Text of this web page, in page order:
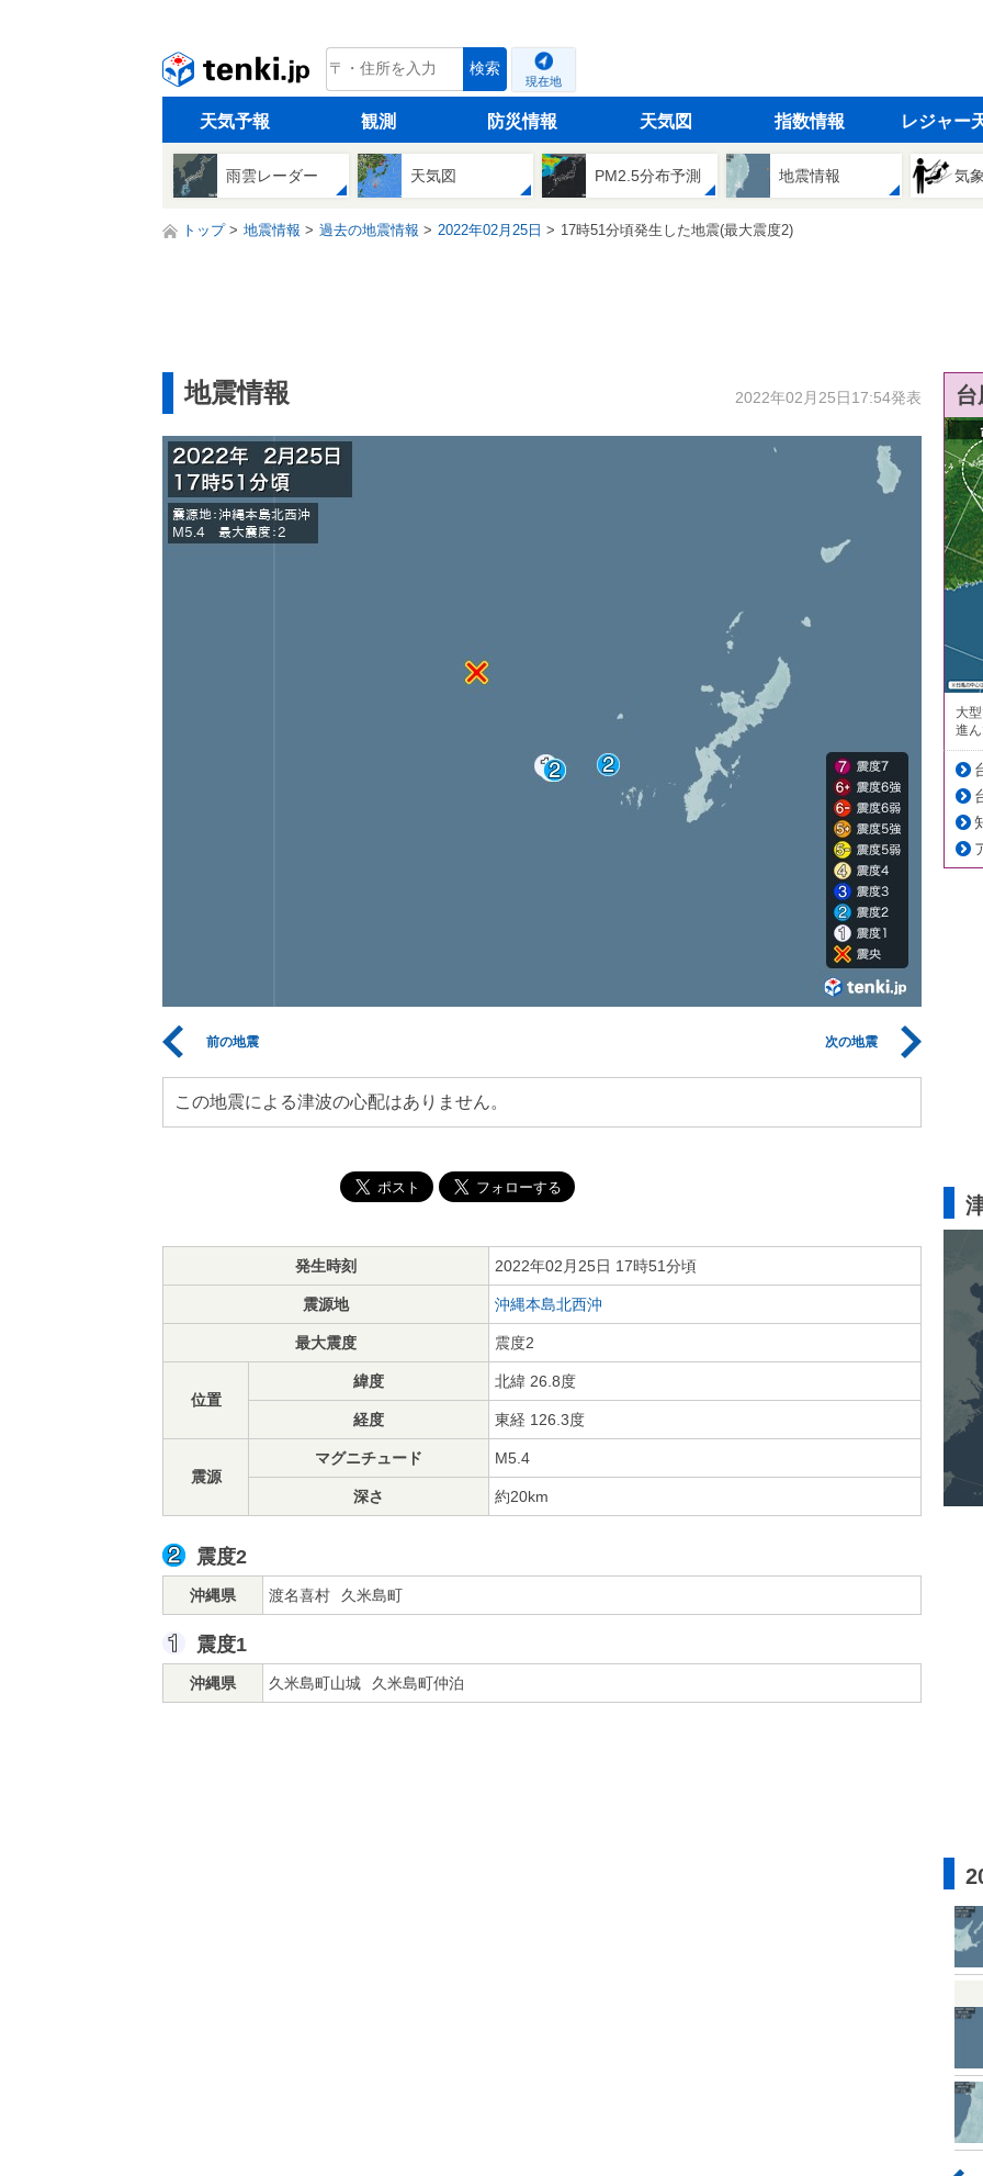
tenki.jp 検索
現在地
天気予報 観測 防災情報 天気図 指数情報 レジャー
雨雲レーダー 天気図 PM2.5分布予測 地震情報 気
トップ 地震情報 過去の地震情報 2022年02月25日 17時51分頃発生した地震(最大震度2)
地震情報 2022年02月25日17:54発表
前の地震 次の地震
この地震による津波の心配はありません。
発生時刻 2022年02月25日 17時51分頃
震源地 沖縄本島北西沖
最大震度 震度2
位置
緯度 北緯 26.8度
経度 東経 126.3度
震源
マグニチュード M5.4
深さ 約20km
震度2
沖縄県 渡名喜村 久米島町
震度1
沖縄県 久米島町山城 久米島町仲泊
大
進